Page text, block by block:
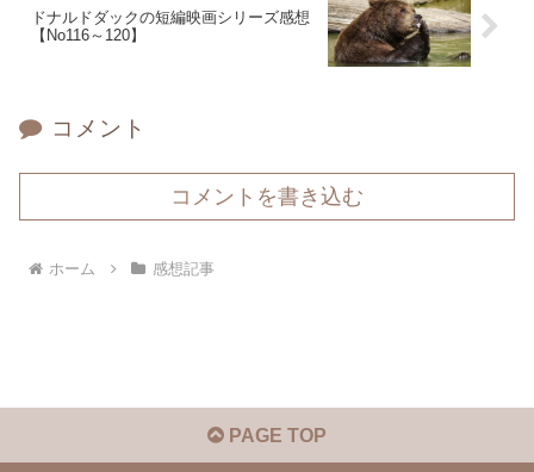
ドナルドダックの短編映画シリーズ感想
【No116～120】
コメント
コメントを書き込む
ホーム 感想記事
PAGE TOP